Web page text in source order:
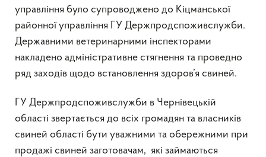
управління було супроводжено до Кіцманської
районної управління ГУ Держпродспоживслужби.
Державними ветеринарними інспекторами
накладено адміністративне стягнення та проведно
ряд заходів щодо встановлення здоров’я свиней.
ГУ Держпродспоживслужби в Чернівецькій
області звертається до всіх громадян та власників
свиней області бути уважними та обережними при
продажі свиней заготовачам, які займаються